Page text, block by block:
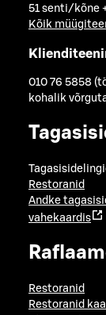
51 senti/kõne
Kõik
010 76 5858
kohalik
Restoranid
Andke
vahekaardis
Restoranid
Restoranid